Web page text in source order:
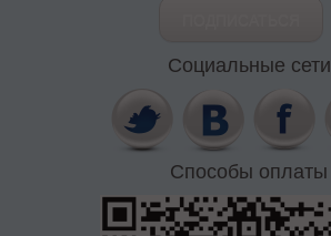
Социальные сети
Способы оплаты